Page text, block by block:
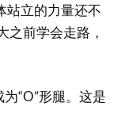
站立的力量还不
之前学会走路，
“O”形腿。这是